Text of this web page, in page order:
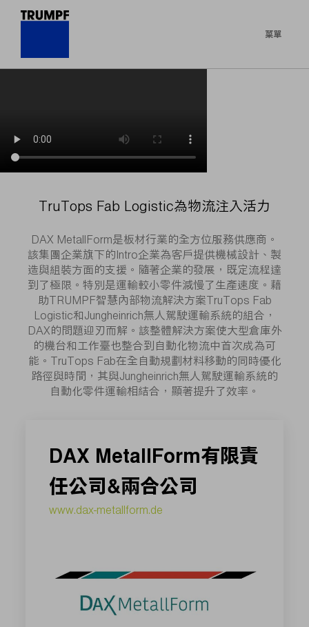
菜單
TruTops Fab Logistic為物流注入活力
DAX MetallForm是板材行業的全方位服務供應商。
該集團企業旗下的Intro企業為客戶提供機械設計、製
造與組裝方面的支援。隨著企業的發展，既定流程達
到了極限。特別是運輸較小零件減慢了生產速度。藉
助TRUMPF智慧內部物流解決方案TruTops Fab
Logistic和Jungheinrich無人駕駛運輸系統的組合，
DAX的問題迎刃而解。該整體解決方案使大型倉庫外
的機台和工作臺也整合到自動化物流中首次成為可
能。TruTops Fab在全自動規劃材料移動的同時優化
路徑與時間，其與Jungheinrich無人駕駛運輸系統的
自動化零件運輸相結合，顯著提升了效率。
DAX MetallForm有限責
任公司&兩合公司
www.dax-metallform.de